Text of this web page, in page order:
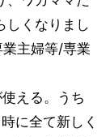
しくなりまし
主婦等/専業
える。うち
に全て新しく